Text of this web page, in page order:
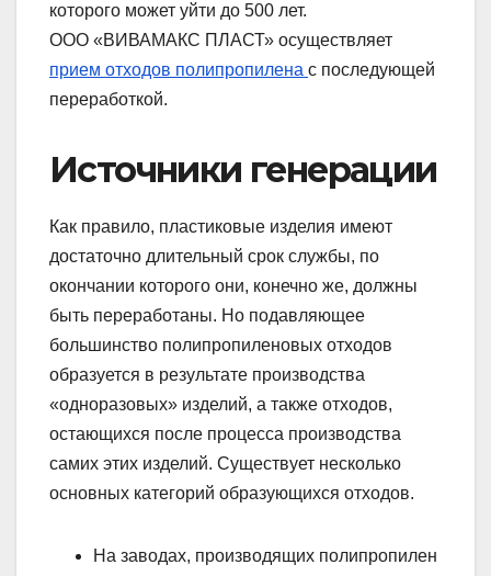
которого может уйти до 500 лет.
ООО «ВИВАМАКС ПЛАСТ» осуществляет
прием отходов полипропилена с последующей
переработкой.
Источники генерации
Как правило, пластиковые изделия имеют
достаточно длительный срок службы, по
окончании которого они, конечно же, должны
быть переработаны. Но подавляющее
большинство полипропиленовых отходов
образуется в результате производства
«одноразовых» изделий, а также отходов,
остающихся после процесса производства
самих этих изделий. Существует несколько
основных категорий образующихся отходов.
На заводах, производящих полипропилен